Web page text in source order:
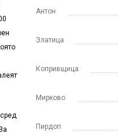
Антон
Златица
Копривщица
Мирково
Пирдоп